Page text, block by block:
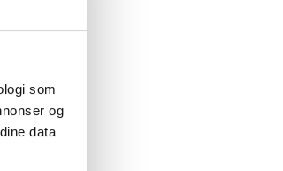
som
og
data